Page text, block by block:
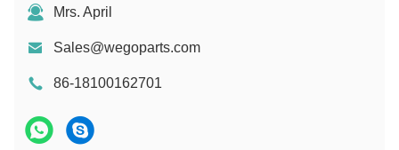
Mrs. April
Sales@wegoparts.com
86-18100162701